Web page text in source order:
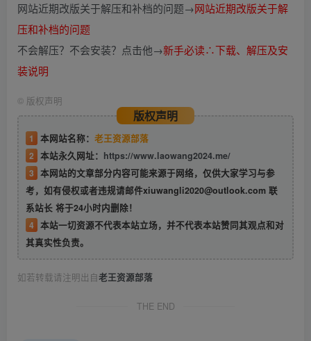
网站近期改版关于解压和补档的问题→网站近期改版关于解
压和补档的问题
不会解压？不会安装？点击他→新手必读∴下载、解压及安
装说明
© 版权声明
版权声明
1 本网站名称： 老王资源部落
2 本站永久网址： https://www.laowang2024.me/
3 本网站的文章部分内容可能来源于网络，仅供大家学习与参
考，如有侵权或者违规请邮件xiuwangli2020@outlook.com 联
系站长 将于24小时内删除！
4 本站一切资源不代表本站立场，并不代表本站赞同其观点和对
其真实性负责。
如若转载请注明出自老王资源部落
THE END